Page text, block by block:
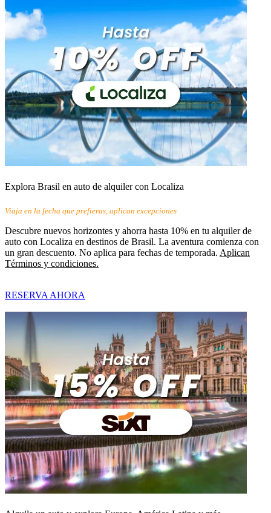
Explora Brasil en auto de alquiler con Localiza
Viaja en la fecha que prefieras, aplican excepciones
Descubre nuevos horizontes y ahorra hasta 10% en tu alquiler de
auto con Localiza en destinos de Brasil. La aventura comienza con
un gran descuento. No aplica para fechas de temporada. Aplican
Términos y condiciones.
RESERVA AHORA